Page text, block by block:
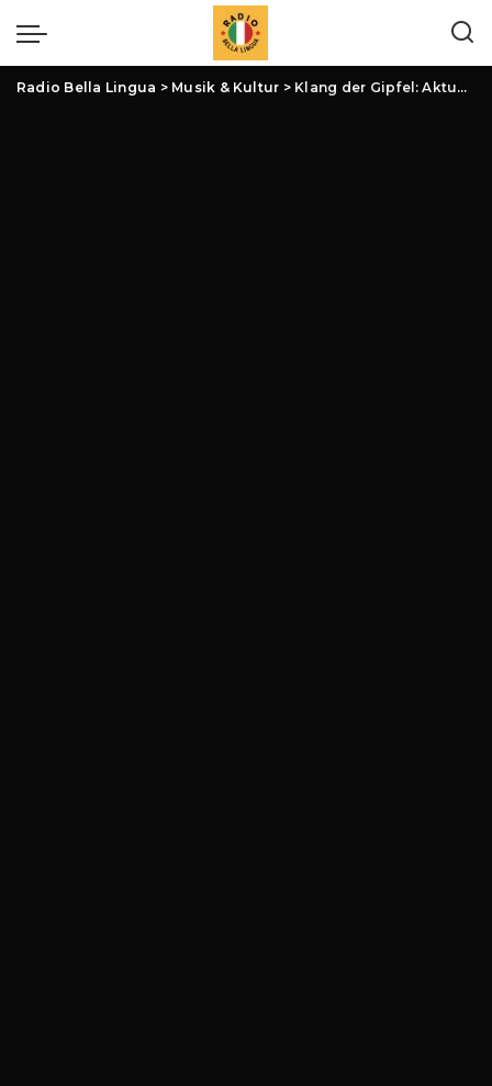
Radio Bella Lingua > Musik & Kultur > Klang der Gipfel: Aktuelle Entwicklungen bei Chören der Alpenregionen